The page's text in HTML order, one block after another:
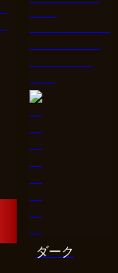
ダーク